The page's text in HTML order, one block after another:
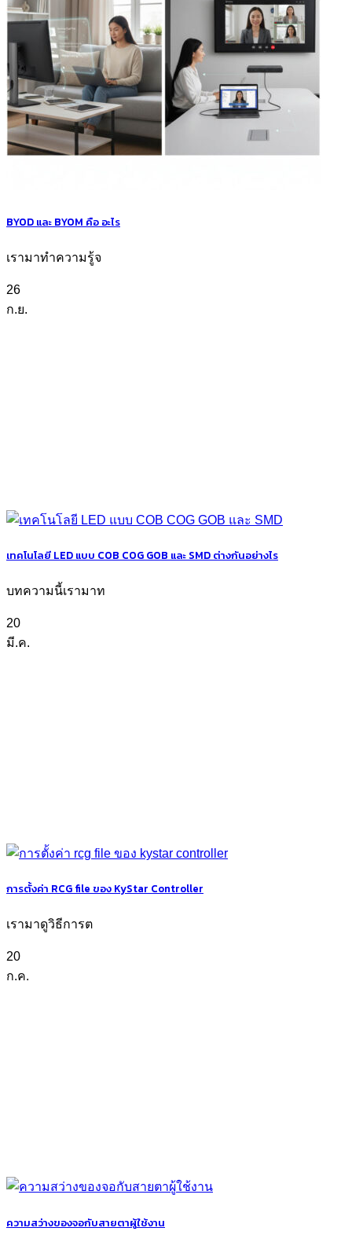
BYOD และ BYOM คือ อะไร
เรามาทำความรู้จ
26
ก.ย.
เทคโนโลยี LED แบบ COB COG GOB และ SMD ต่างกันอย่างไร
บทความนี้เรามาท
20
มี.ค.
การตั้งค่า RCG file ของ KyStar Controller
เรามาดูวิธีการต
20
ก.ค.
ความสว่างของจอกับสายตาผู้ใช้งาน